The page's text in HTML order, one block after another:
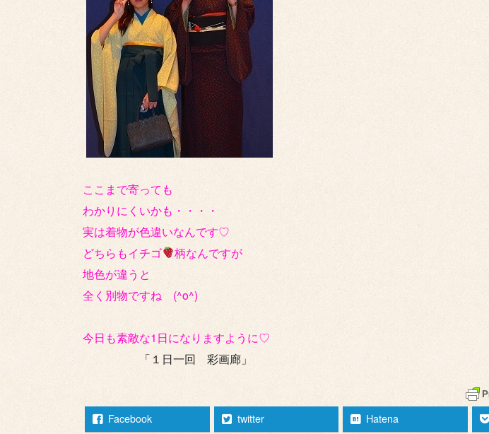
ここまで寄っても
わかりにくいかも・・・・
実は着物が色違いなんです♡
どちらもイチゴ
柄なんですが
地色が違うと
全く別物ですね (^o^)
今日も素敵な1日になりますように♡
「１日一回 彩画廊」
Facebook twitter Hatena